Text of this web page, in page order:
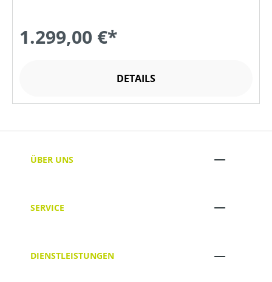
1.299,00 €*
DETAILS
ÜBER UNS
SERVICE
DIENSTLEISTUNGEN